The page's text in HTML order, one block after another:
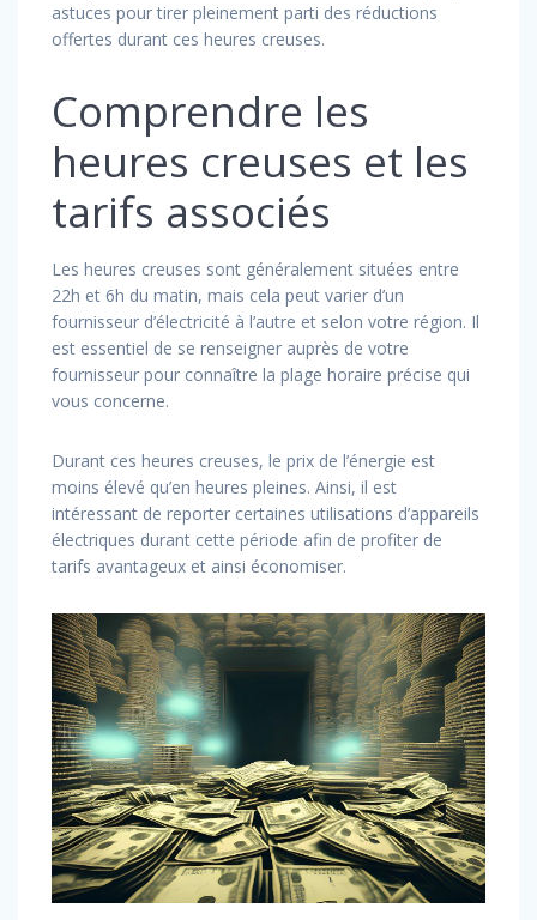
astuces pour tirer pleinement parti des réductions
offertes durant ces heures creuses.
Comprendre les
heures creuses et les
tarifs associés
Les heures creuses sont généralement situées entre
22h et 6h du matin, mais cela peut varier d’un
fournisseur d’électricité à l’autre et selon votre région. Il
est essentiel de se renseigner auprès de votre
fournisseur pour connaître la plage horaire précise qui
vous concerne.
Durant ces heures creuses, le prix de l’énergie est
moins élevé qu’en heures pleines. Ainsi, il est
intéressant de reporter certaines utilisations d’appareils
électriques durant cette période afin de profiter de
tarifs avantageux et ainsi économiser.